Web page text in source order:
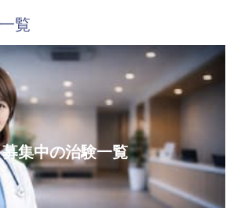
覧
募集中の治験一覧